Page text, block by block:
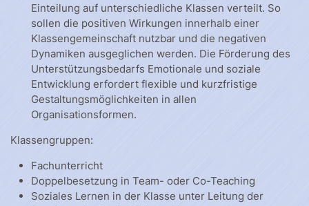
Einteilung auf unterschiedliche Klassen verteilt. So
sollen die positiven Wirkungen innerhalb einer
Klassengemeinschaft nutzbar und die negativen
Dynamiken ausgeglichen werden. Die Förderung des
Unterstützungsbedarfs Emotionale und soziale
Entwicklung erfordert flexible und kurzfristige
Gestaltungsmöglichkeiten in allen
Organisationsformen.
Klassengruppen:
Fachunterricht
Doppelbesetzung in Team- oder Co-Teaching
Soziales Lernen in der Klasse unter Leitung der